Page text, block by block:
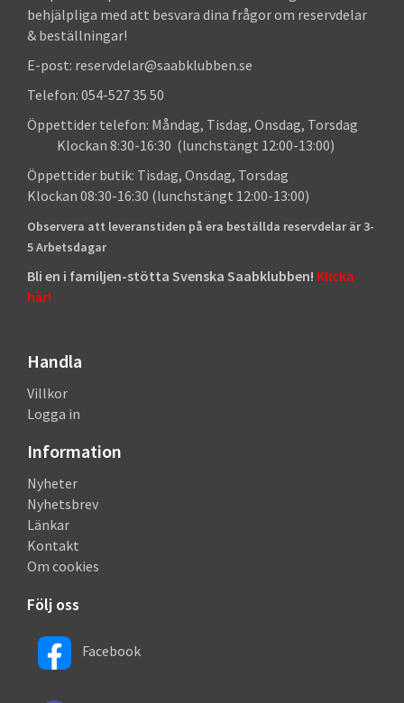
behjälpliga med att besvara dina frågor om reservdelar
& beställningar!
E-post: reservdelar@saabklubben.se
Telefon: 054-527 35 50
Öppettider telefon: Måndag, Tisdag, Onsdag, Torsdag
Klockan 8:30-16:30 (lunchstängt 12:00-13:00)
Öppettider butik: Tisdag, Onsdag, Torsdag
Klockan 08:30-16:30 (lunchstängt 12:00-13:00)
Observera att leveranstiden på era beställda reservdelar är 3-
5 Arbetsdagar
Bli en i familjen-stötta Svenska Saabklubben! Klicka
här!
Handla
Villkor
Logga in
Information
Nyheter
Nyhetsbrev
Länkar
Kontakt
Om cookies
Följ oss
Facebook